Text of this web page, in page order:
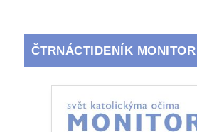
ČTRNÁCTIDENÍK MONITOR